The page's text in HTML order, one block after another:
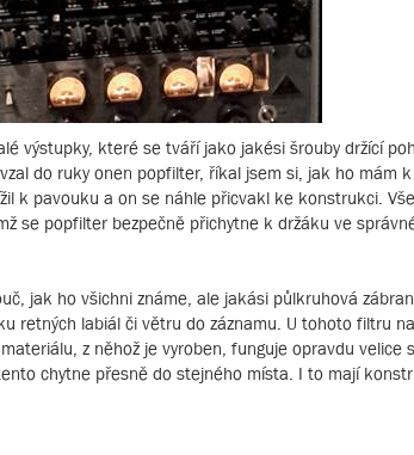
výstupky, které se tváří jako jakési šrouby držící
do ruky onen popfilter, říkal jsem si, jak ho mám
k pavouku a on se náhle přicvakl ke konstrukci.
se popfilter bezpečně přichytne k držáku ve
jak ho všichni známe, ale jakási půlkruhová
retných labiál či větru do záznamu. U tohoto filtru
z něhož je vyroben, funguje opravdu velice
chytne přesně do stejného místa. I to mají